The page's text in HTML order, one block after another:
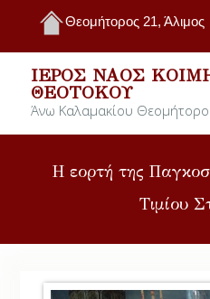
Θεομήτορος 21, Άλιμος
ΙΕΡΌΣ ΝΑΌΣ
ΘΕΟΤΌΚΟΥ
Άνω Καλαμακίου
Η εορτή της
Τιμίου